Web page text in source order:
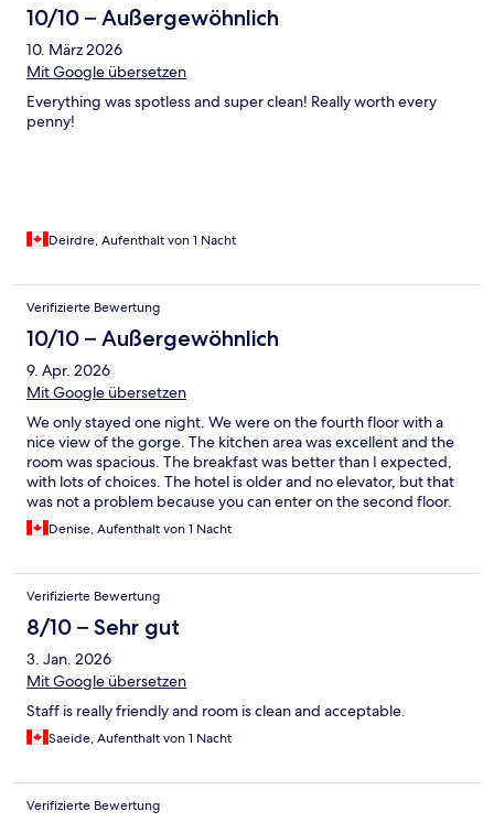
10/10 – Außergewöhnlich
10. März 2026
Mit Google übersetzen
Everything was spotless and super clean! Really worth every
penny!
Deirdre, Aufenthalt von 1 Nacht
Verifizierte Bewertung
10/10 – Außergewöhnlich
9. Apr. 2026
Mit Google übersetzen
We only stayed one night. We were on the fourth floor with a
nice view of the gorge. The kitchen area was excellent and the
room was spacious. The breakfast was better than I expected,
with lots of choices. The hotel is older and no elevator, but that
was not a problem because you can enter on the second floor.
It's a pretty decent budget hotel for Niagara.
Denise, Aufenthalt von 1 Nacht
Verifizierte Bewertung
8/10 – Sehr gut
3. Jan. 2026
Mit Google übersetzen
Staff is really friendly and room is clean and acceptable.
Saeide, Aufenthalt von 1 Nacht
Verifizierte Bewertung